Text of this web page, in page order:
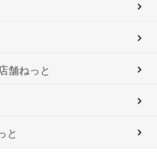
舗ねっと
と